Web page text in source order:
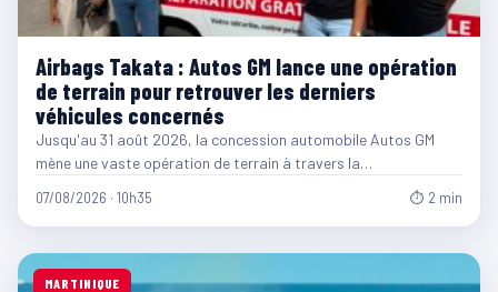
Airbags Takata : Autos GM lance une opération
de terrain pour retrouver les derniers
véhicules concernés
Jusqu'au 31 août 2026, la concession automobile Autos GM
mène une vaste opération de terrain à travers la…
07/08/2026 · 10h35 ⏱ 2 min
MARTINIQUE